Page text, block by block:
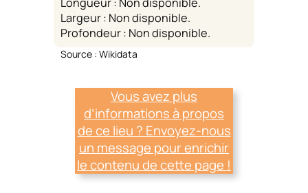
Largeur : Non disponible.
Profondeur : Non disponible.
Source : Wikidata
Vous avez plus
d’informations à propos
de ce lieu ? Envoyez-nous
un message pour enrichir
le contenu de cette page !